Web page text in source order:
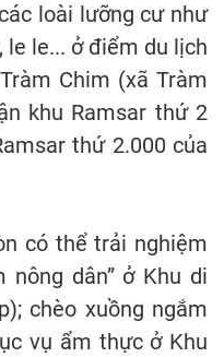
loài lưỡng cư như
le... ở điểm du lịch
Chim (xã Tràm
khu Ramsar thứ 2
thứ 2.000 của
có thể trải nghiệm
nông dân” ở Khu di
chèo xuồng ngắm
vụ ẩm thực ở Khu